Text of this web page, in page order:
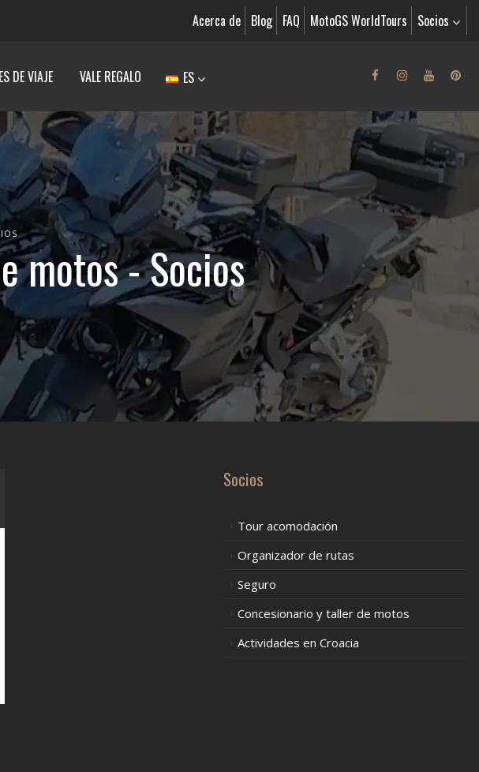
Acerca de Blog FAQ MotoGS WorldTours Socios
DE VIAJE VALE REGALO ES
motos - Socios
Socios
Tour acomodación
Organizador de rutas
Seguro
Concesionario y taller de motos
Actividades en Croacia